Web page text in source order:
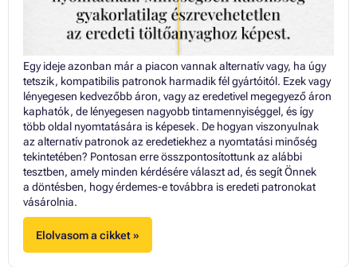
Egy ideje azonban már a piacon vannak alternatív vagy, ha úgy
tetszik, kompatibilis patronok harmadik fél gyártóitól. Ezek vagy
lényegesen kedvezőbb áron, vagy az eredetivel megegyező áron
kaphatók, de lényegesen nagyobb tintamennyiséggel, és így
több oldal nyomtatására is képesek. De hogyan viszonyulnak
az alternatív patronok az eredetiekhez a nyomtatási minőség
tekintetében? Pontosan erre összpontosítottunk az alábbi
tesztben, amely minden kérdésére választ ad, és segít Önnek
a döntésben, hogy érdemes-e továbbra is eredeti patronokat
vásárolnia.
Elolvasom a cikket »